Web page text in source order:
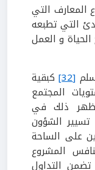
التي
التي تطبعه
و العمل
[32]
كبقية
المجتمع
يظهر ذلك في
تسيير الشؤون
على الساحة
المشروع
التداول